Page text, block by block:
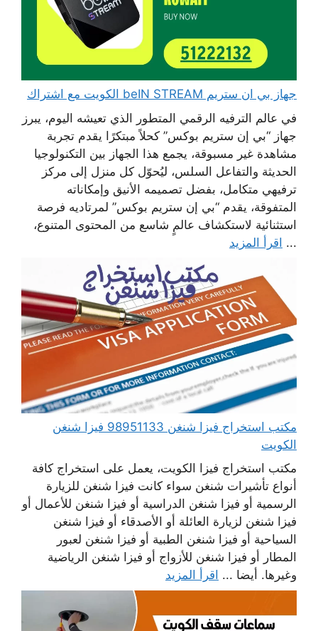
جهاز بي ان ستريم beIN STREAM الكويت مع اشتراك
في عالم الترفيه الرقمي المتطور الذي تعيشه اليوم، يبرز
جهاز “بي إن ستريم بوكس” كحلاً مبتكرًا يقدم تجربة
مشاهدة غير مسبوقة، يجمع هذا الجهاز بين التكنولوجيا
الحديثة والتفاعل السلس، ليُحوّل كل منزل إلى مركز
ترفيهي متكامل، بفضل تصميمه الأنيق وإمكاناته
المتفوقة، يقدم “بي إن ستريم بوكس” لمرتاديه فرصة
استثنائية لاستكشاف عالمٍ شاسع من المحتوى المتنوع،
... اقرأ المزيد
مكتب استخراج فيزا شنغن 98951133 فيزا شنغن
الكويت
مكتب استخراج فيزا الكويت، يعمل على استخراج كافة
أنواع تأشيرات شنغن سواء كانت فيزا شنغن للزيارة
الرسمية أو فيزا شنغن الدراسية أو فيزا شنغن للأعمال أو
فيزا شنغن لزيارة العائلة أو الأصدقاء أو فيزا شنغن
السياحية أو فيزا شنغن الطبية أو فيزا شنغن لعبور
المطار أو فيزا شنغن للأزواج أو فيزا شنغن الرياضية
وغيرها. أيضا ... اقرأ المزيد